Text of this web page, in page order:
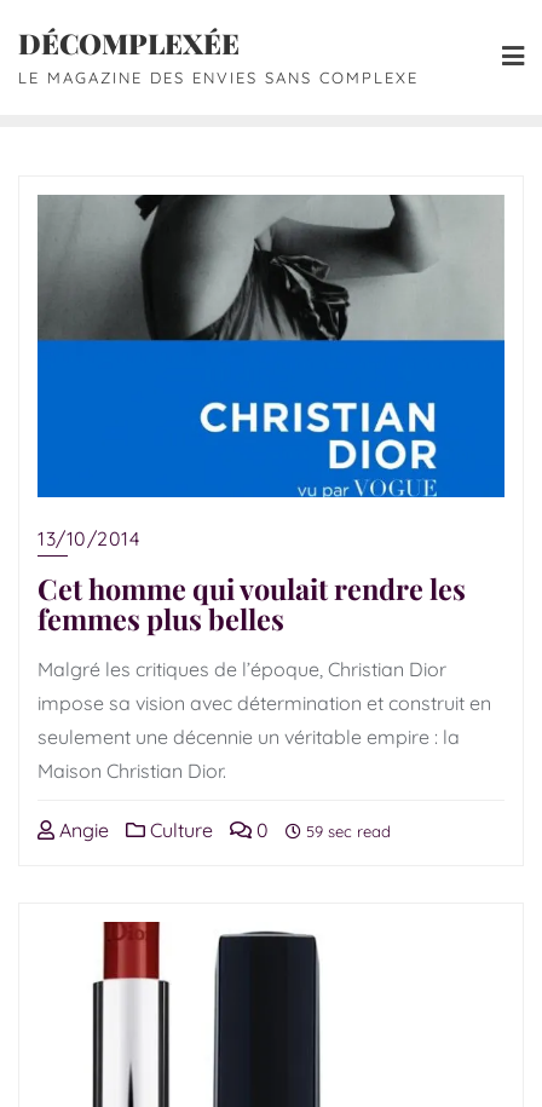
DÉCOMPLEXÉE
LE MAGAZINE DES ENVIES SANS COMPLEXE
13/10/2014
Cet homme qui voulait rendre les
femmes plus belles
Malgré les critiques de l’époque, Christian Dior
impose sa vision avec détermination et construit en
seulement une décennie un véritable empire : la
Maison Christian Dior.
Angie Culture 0 59 sec read